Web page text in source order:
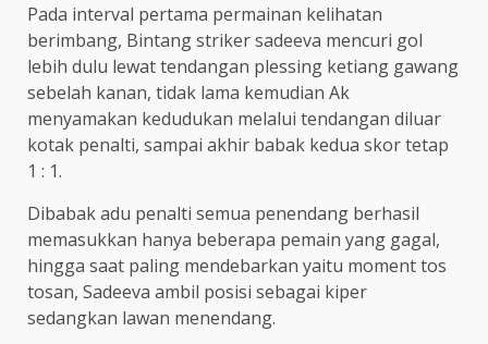
Pada interval pertama permainan kelihatan
berimbang, Bintang striker sadeeva mencuri gol
lebih dulu lewat tendangan plessing ketiang gawang
sebelah kanan, tidak lama kemudian Ak
menyamakan kedudukan melalui tendangan diluar
kotak penalti, sampai akhir babak kedua skor tetap
1 : 1.
Dibabak adu penalti semua penendang berhasil
memasukkan hanya beberapa pemain yang gagal,
hingga saat paling mendebarkan yaitu moment tos
tosan, Sadeeva ambil posisi sebagai kiper
sedangkan lawan menendang.